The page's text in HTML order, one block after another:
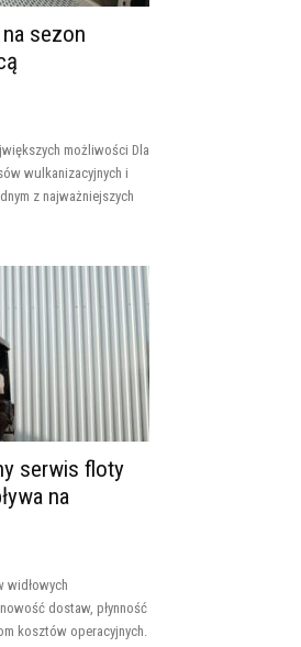
sezon
możliwości Dla
wulkanizacyjnych i
z najważniejszych
serwis floty
na
widłowych
dostaw, płynność
kosztów operacyjnych.